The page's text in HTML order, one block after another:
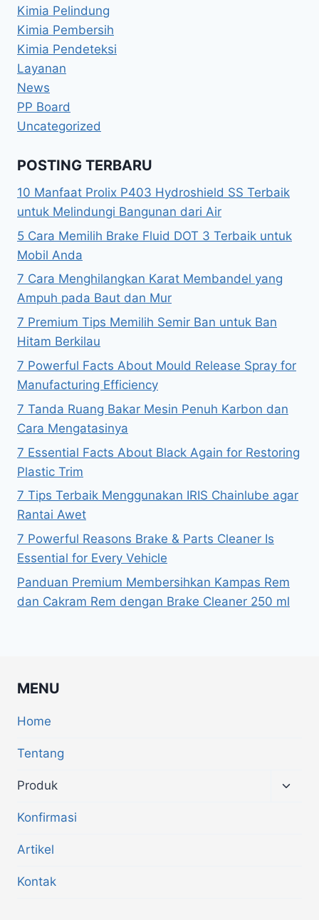
Kimia Pelindung
Kimia Pembersih
Kimia Pendeteksi
Layanan
News
PP Board
Uncategorized
POSTING TERBARU
10 Manfaat Prolix P403 Hydroshield SS Terbaik
untuk Melindungi Bangunan dari Air
5 Cara Memilih Brake Fluid DOT 3 Terbaik untuk
Mobil Anda
7 Cara Menghilangkan Karat Membandel yang
Ampuh pada Baut dan Mur
7 Premium Tips Memilih Semir Ban untuk Ban
Hitam Berkilau
7 Powerful Facts About Mould Release Spray for
Manufacturing Efficiency
7 Tanda Ruang Bakar Mesin Penuh Karbon dan
Cara Mengatasinya
7 Essential Facts About Black Again for Restoring
Plastic Trim
7 Tips Terbaik Menggunakan IRIS Chainlube agar
Rantai Awet
7 Powerful Reasons Brake & Parts Cleaner Is
Essential for Every Vehicle
Panduan Premium Membersihkan Kampas Rem
dan Cakram Rem dengan Brake Cleaner 250 ml
MENU
Home
Tentang
Produk
Konfirmasi
Artikel
Kontak